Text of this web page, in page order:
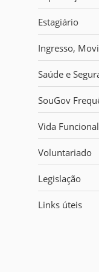
Estagiário
Ingresso,
Saúde e
SouGov
Vida
Voluntariado
Legislação
Links úteis